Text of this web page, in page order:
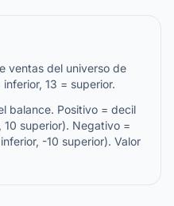
ventas del universo de
13 = superior.
balance. Positivo = decil
superior). Negativo =
-10 superior). Valor